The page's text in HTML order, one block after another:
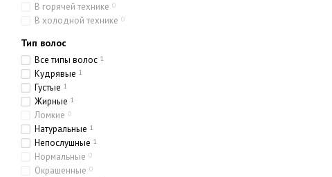
В горячей технике 0
В холодной технике 0
Тип волос
Все типы волос 1
Кудрявые 1
Густые 1
Жирные 1
Ломкие 0
Натуральные 1
Непослушные 1
Нормальные 0
Окрашенные 0